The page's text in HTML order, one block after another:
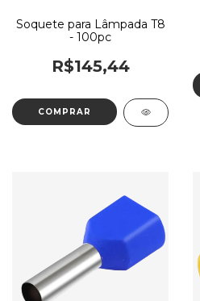
Soquete para Lâmpada T8
- 100pc
R$145,44